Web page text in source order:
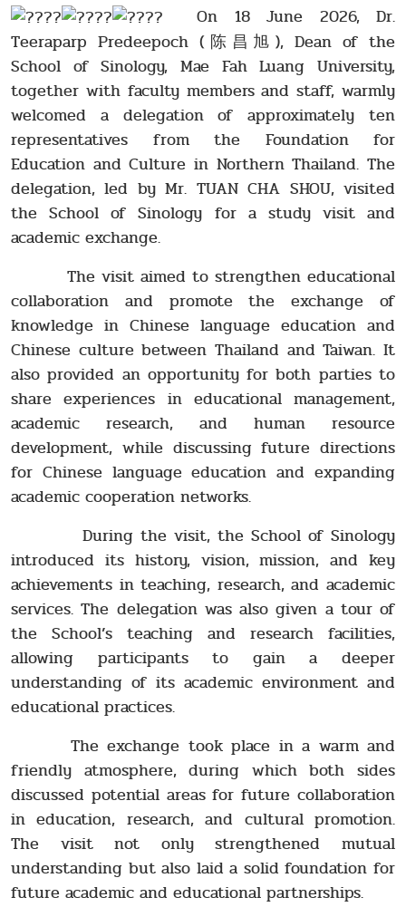
On 18 June 2026, Dr.
Teeraparp Predeepoch (陈昌旭), Dean of the
School of Sinology, Mae Fah Luang University,
together with faculty members and staff, warmly
welcomed a delegation of approximately ten
representatives from the Foundation for
Education and Culture in Northern Thailand. The
delegation, led by Mr. TUAN CHA SHOU, visited
the School of Sinology for a study visit and
academic exchange.
The visit aimed to strengthen educational
collaboration and promote the exchange of
knowledge in Chinese language education and
Chinese culture between Thailand and Taiwan. It
also provided an opportunity for both parties to
share experiences in educational management,
academic research, and human resource
development, while discussing future directions
for Chinese language education and expanding
academic cooperation networks.
During the visit, the School of Sinology
introduced its history, vision, mission, and key
achievements in teaching, research, and academic
services. The delegation was also given a tour of
the School’s teaching and research facilities,
allowing participants to gain a deeper
understanding of its academic environment and
educational practices.
The exchange took place in a warm and
friendly atmosphere, during which both sides
discussed potential areas for future collaboration
in education, research, and cultural promotion.
The visit not only strengthened mutual
understanding but also laid a solid foundation for
future academic and educational partnerships.